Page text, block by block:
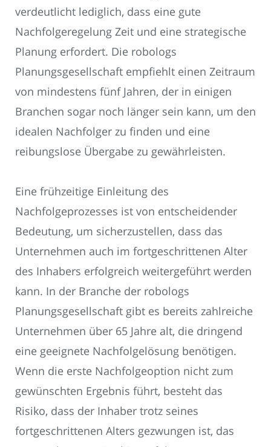
verdeutlicht lediglich, dass eine gute
Nachfolgeregelung Zeit und eine strategische
Planung erfordert. Die robologs
Planungsgesellschaft empfiehlt einen Zeitraum
von mindestens fünf Jahren, der in einigen
Branchen sogar noch länger sein kann, um den
idealen Nachfolger zu finden und eine
reibungslose Übergabe zu gewährleisten.
Eine frühzeitige Einleitung des
Nachfolgeprozesses ist von entscheidender
Bedeutung, um sicherzustellen, dass das
Unternehmen auch im fortgeschrittenen Alter
des Inhabers erfolgreich weitergeführt werden
kann. In der Branche der robologs
Planungsgesellschaft gibt es bereits zahlreiche
Unternehmen über 65 Jahre alt, die dringend
eine geeignete Nachfolgelösung benötigen.
Wenn die erste Nachfolgeoption nicht zum
gewünschten Ergebnis führt, besteht das
Risiko, dass der Inhaber trotz seines
fortgeschrittenen Alters gezwungen ist, das